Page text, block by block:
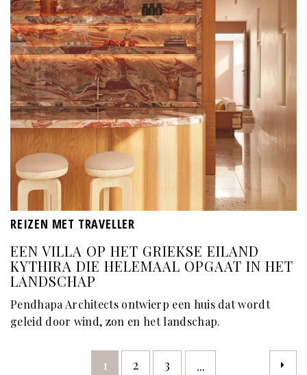
REIZEN MET TRAVELLER
EEN VILLA OP HET GRIEKSE EILAND
KYTHIRA DIE HELEMAAL OPGAAT IN HET
LANDSCHAP
Pendhapa Architects ontwierp een huis dat wordt
geleid door wind, zon en het landschap.
1 2 3 ...